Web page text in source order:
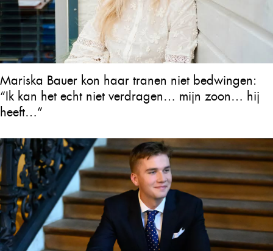
Mariska Bauer kon haar tranen niet bedwingen:
“Ik kan het echt niet verdragen… mijn zoon… hij
heeft…”